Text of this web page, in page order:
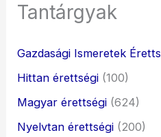
Tantárgyak
Gazdasági Ismeretek
Hittan érettségi (100)
Magyar érettségi (624)
Nyelvtan érettségi (200)